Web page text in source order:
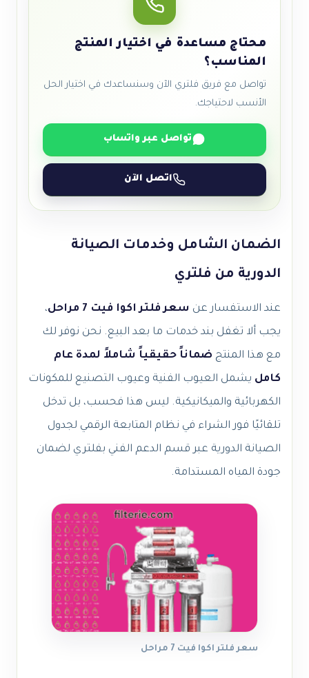
محتاج مساعدة في اختيار المنتج
المناسب؟
تواصل مع فريق فلتري الآن وسنساعدك في اختيار الحل
الأنسب لاحتياجك.
تواصل عبر واتساب
اتصل الآن
الضمان الشامل وخدمات الصيانة
الدورية من فلتري
عند الاستفسار عن سعر فلتر اكوا فيت 7 مراحل
،
يجب ألا تغفل بند خدمات ما بعد البيع. نحن نوفر لك
مع هذا المنتج ضماناً حقيقياً شاملاً لمدة عام
كامل يشمل العيوب الفنية وعيوب التصنيع للمكونات
الكهربائية والميكانيكية. ليس هذا فحسب، بل تدخل
تلقائيًا فور الشراء في نظام المتابعة الرقمي لجدول
الصيانة الدورية عبر قسم الدعم الفني بفلتري لضمان
جودة المياه المستدامة.
سعر فلتر اكوا فيت 7 مراحل